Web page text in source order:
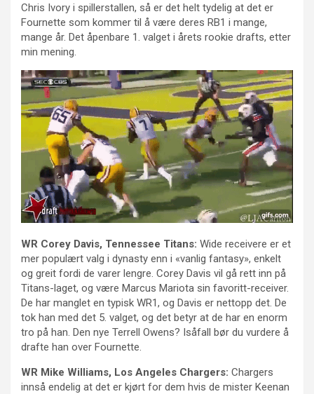
Chris Ivory i spillerstallen, så er det helt tydelig at det er
Fournette som kommer til å være deres RB1 i mange,
mange år. Det åpenbare 1. valget i årets rookie drafts, etter
min mening.
WR Corey Davis, Tennessee Titans: Wide receivere er et
mer populært valg i dynasty enn i «vanlig fantasy», enkelt
og greit fordi de varer lengre. Corey Davis vil gå rett inn på
Titans-laget, og være Marcus Mariota sin favoritt-receiver.
De har manglet en typisk WR1, og Davis er nettopp det. De
tok han med det 5. valget, og det betyr at de har en enorm
tro på han. Den nye Terrell Owens? Isåfall bør du vurdere å
drafte han over Fournette.
WR Mike Williams, Los Angeles Chargers: Chargers
innså endelig at det er kjørt for dem hvis de mister Keenan